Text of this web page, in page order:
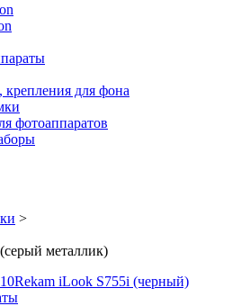
крепления для фона
фотоаппаратов
>
металлик)
Rekam iLook S755i (черный)